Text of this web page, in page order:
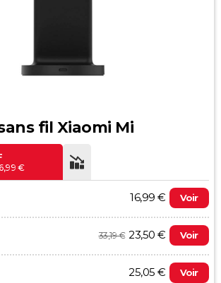
fil Xiaomi Mi
€
16,99 € Voir
33,19 € 23,50 € Voir
25,05 € Voir